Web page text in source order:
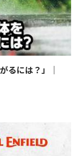
るには？」｜